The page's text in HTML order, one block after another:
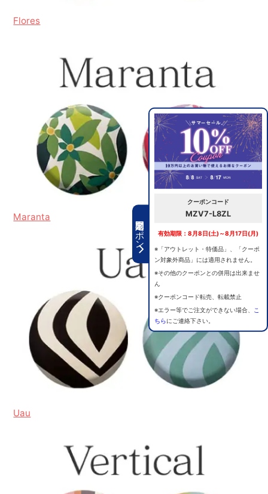
期間限定クーポン
クーポンコード
MZV7-L8ZL
有効期限：8月8日(土)～8月17日(月)
※「アウトレット・特価品」、「クーポ
ン対象外商品」には適用されません。
※その他のクーポンとの併用は出来ませ
ん
※クーポンコード転売、転載禁止
※エラー等でご注文ができない場合、
こ
ちらにご連絡下さい。
Flores
Maranta
Uau